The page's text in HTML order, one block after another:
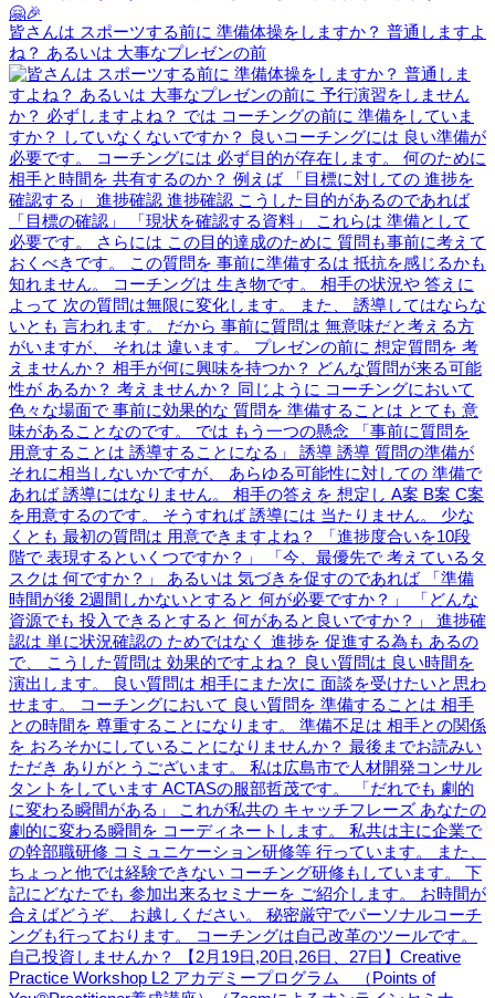
皆さんは スポーツする前に 準備体操をしますか？ 普通しますよ
ね？ あるいは 大事なプレゼンの前